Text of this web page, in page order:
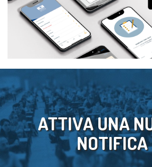
ATTIVA UNA
NOTIFICA